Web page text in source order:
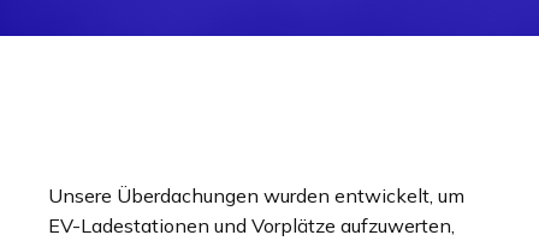
Unsere Überdachungen wurden entwickelt, um
EV-Ladestationen und Vorplätze aufzuwerten,